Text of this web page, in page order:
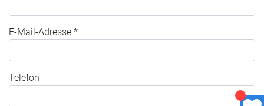
E-Mail-Adresse *
Telefon